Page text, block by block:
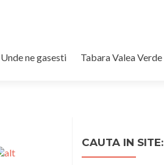
Unde ne gasesti Tabara Valea Verde
CAUTA IN SITE: